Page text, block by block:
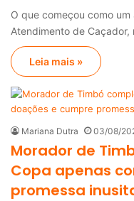
O que começou como
Atendimento de
Leia mais »
Mariana Dutra 03/08/
Morador de
Copa apenas
promessa